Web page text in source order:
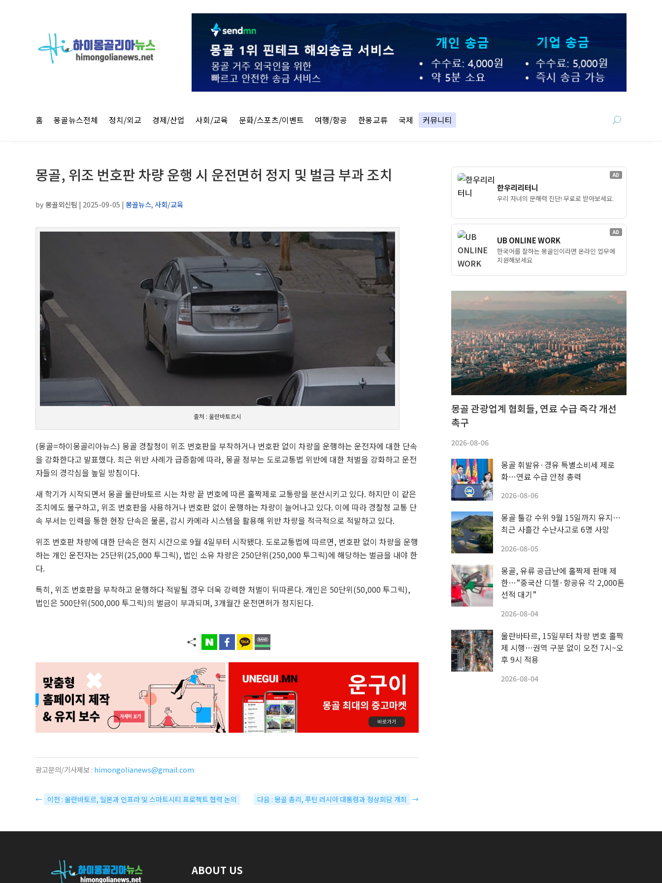
홈 몽골뉴스전체 정치/외교 경제/산업 사회/교육 문화/스포츠/이벤트 여행/항공 한몽교류 국제 커뮤니티
몽골, 위조 번호판 차량 운행 시 운전면허 정지 및 벌금 부과 조치
by몽골외신팀 | 2025-09-05 | 몽골뉴스,사회/교육
출처 : 울란바토르시
(몽골=하이몽골리아뉴스) 몽골 경찰청이 위조 번호판을 부착하거나 번호판 없이 차량을 운행하는 운전자에 대한 단속
을 강화한다고 발표했다. 최근 위반 사례가 급증함에 따라, 몽골 정부는 도로교통법 위반에 대한 처벌을 강화하고 운전
자들의 경각심을 높일 방침이다.
새 학기가 시작되면서 몽골 울란바토르 시는 차량 끝 번호에 따른 홀짝제로 교통량을 분산시키고 있다. 하지만 이 같은
조치에도 불구하고, 위조 번호판을 사용하거나 번호판 없이 운행하는 차량이 늘어나고 있다. 이에 따라 경찰청 교통 단
속 부서는 인력을 통한 현장 단속은 물론, 감시 카메라 시스템을 활용해 위반 차량을 적극적으로 적발하고 있다.
위조 번호판 차량에 대한 단속은 현지 시간으로 9월 4일부터 시작됐다. 도로교통법에 따르면, 번호판 없이 차량을 운행
하는 개인 운전자는 25단위(25,000 투그릭), 법인 소유 차량은 250단위(250,000 투그릭)에 해당하는 벌금을 내야 한
다.
특히, 위조 번호판을 부착하고 운행하다 적발될 경우 더욱 강력한 처벌이 뒤따른다. 개인은 50단위(50,000 투그릭),
법인은 500단위(500,000 투그릭)의 벌금이 부과되며, 3개월간 운전면허가 정지된다.
광고문의/기사제보 : himongolianews@gmail.com
← 이전 : 울란바토르, 일본과 인프라 및 스마트시티 프로젝트 협력 논의 다음 : 몽골 총리, 푸틴 러시아 대통령과 정상회담 개최 →
AD
한우리리터니
우리 자녀의 문해력 진단! 무료로 받아보세요.
AD
UB ONLINE WORK
한국어를 잘하는 몽골인이라면 온라인 업무에
지원해보세요
몽골 관광업계 협회들, 연료 수급 즉각 개선
촉구
2026-08-06
몽골 휘발유·경유 특별소비세 제로
화…연료 수급 안정 총력
2026-08-06
몽골 툴강 수위 9월 15일까지 유지…
최근 사흘간 수난사고로 6명 사망
2026-08-05
몽골, 유류 공급난에 홀짝제 판매 제
한…”중국산 디젤·항공유 각 2,000톤
선적 대기”
2026-08-04
울란바타르, 15일부터 차량 번호 홀짝
제 시행…권역 구분 없이 오전 7시~오
후 9시 적용
2026-08-04
ABOUT US